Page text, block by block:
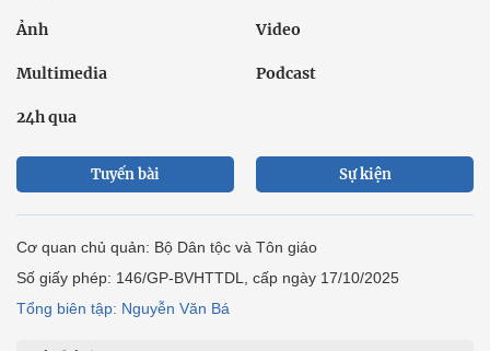
Ảnh Video
Multimedia Podcast
24h qua
Tuyến bài Sự kiện
Cơ quan chủ quản: Bộ Dân tộc và Tôn giáo
Số giấy phép: 146/GP-BVHTTDL, cấp ngày 17/10/2025
Tổng biên tập: Nguyễn Văn Bá